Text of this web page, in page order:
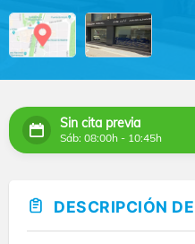
Sin cita previa
Sáb: 08:00h - 10:45h
DESCRIPCIÓN